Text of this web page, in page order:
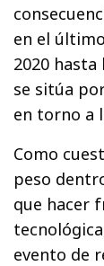
en el
2020 hasta
se sitúa
en torno a
Como
peso
que hacer
evento de